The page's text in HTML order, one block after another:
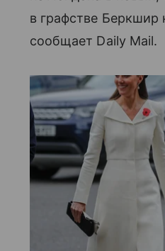
в графстве Беркшир
сообщает Daily Mail.